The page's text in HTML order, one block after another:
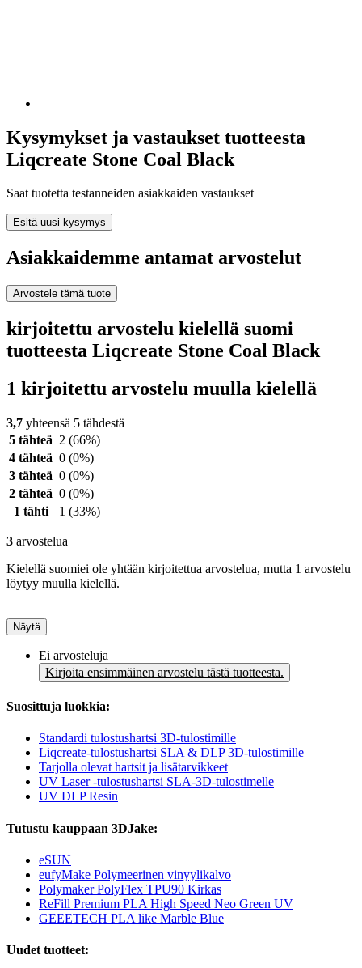
Kysymykset ja vastaukset tuotteesta
Liqcreate Stone Coal Black
Saat tuotetta testanneiden asiakkaiden vastaukset
Esitä uusi kysymys
Asiakkaidemme antamat arvostelut
Arvostele tämä tuote
kirjoitettu arvostelu kielellä suomi
tuotteesta Liqcreate Stone Coal Black
1 kirjoitettu arvostelu muulla kielellä
3,7 yhteensä 5 tähdestä
5 tähteä 2 (66%)
4 tähteä 0 (0%)
3 tähteä 0 (0%)
2 tähteä 0 (0%)
1 tähti
1 (33%)
3 arvostelua
Kielellä suomiei ole yhtään kirjoitettua arvostelua, mutta 1 arvostelu
löytyy muulla kielellä.
Näytä
Ei arvosteluja
Kirjoita ensimmäinen arvostelu tästä tuotteesta.
Suosittuja luokkia:
Standardi tulostushartsi 3D-tulostimille
Liqcreate-tulostushartsi SLA & DLP 3D-tulostimille
Tarjolla olevat hartsit ja lisätarvikkeet
UV Laser -tulostushartsi SLA-3D-tulostimelle
UV DLP Resin
Tutustu kauppaan 3DJake:
eSUN
eufyMake Polymeerinen vinyylikalvo
Polymaker PolyFlex TPU90 Kirkas
ReFill Premium PLA High Speed Neo Green UV
GEEETECH PLA like Marble Blue
Uudet tuotteet: